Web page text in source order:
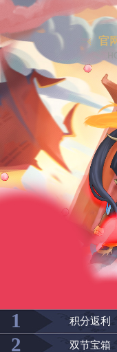
官
1 积分返利
2 双节宝箱